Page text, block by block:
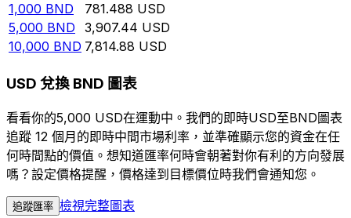
1,000 BND 781.488 USD
5,000 BND 3,907.44 USD
10,000 BND 7,814.88 USD
USD 兌換 BND 圖表
看看你的5,000 USD在運動中。我們的即時USD至BND圖表
追蹤 12 個月的即時中間市場利率，並準確顯示您的資金在任
何時間點的價值。想知道匯率何時會朝著對你有利的方向發展
嗎？設定價格提醒，價格達到目標價位時我們會通知您。
追蹤匯率 檢視完整圖表